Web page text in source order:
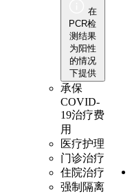
在
PCR检
测结果
为阳性
的情况
下提供
承保
COVID-
19治疗费
用
医疗护理
门诊治疗
住院治疗
强制隔离